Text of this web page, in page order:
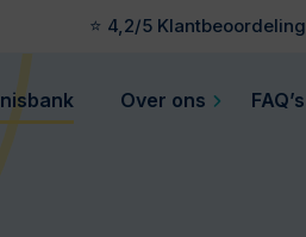
⭐ 4,2/5 Klantbeoordeling
Over ons FAQ’s